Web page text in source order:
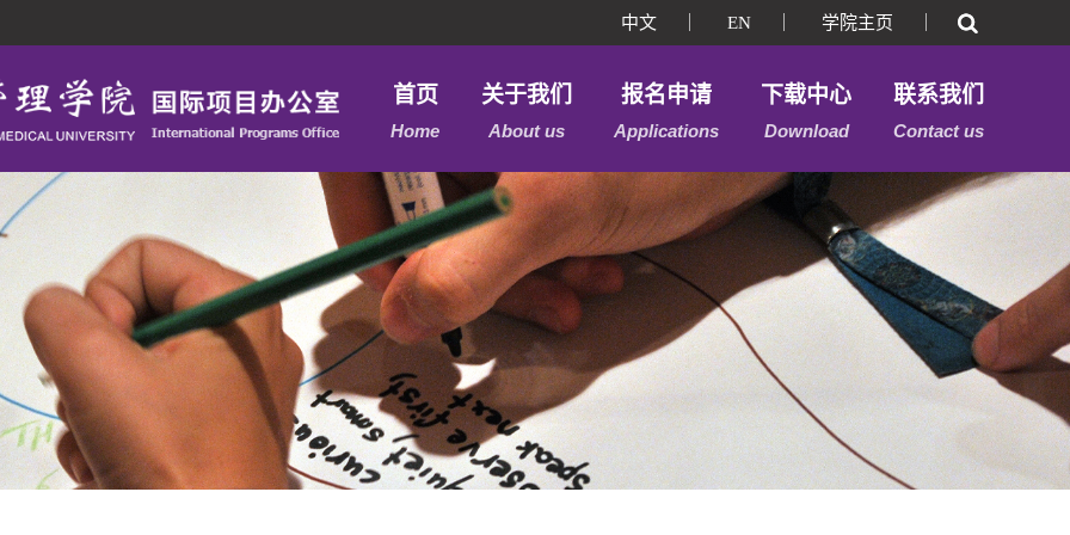
中文 EN 学院主页
首页
Home
关于我们
About us
报名申请
Applications
下载中心
Download
联系我们
Contact us